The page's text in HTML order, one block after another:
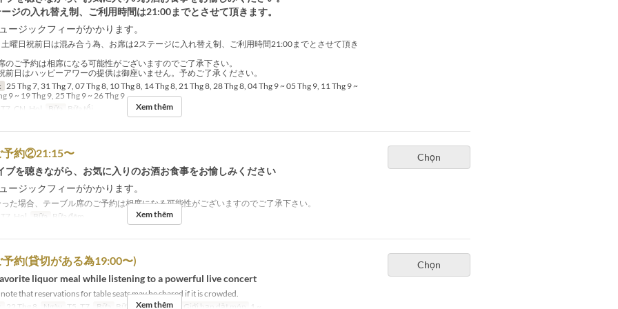
ジの入れ替え制、ご利用時間は21:00までとさせて頂きます。
ージックフィーがかかります。
曜日祝前日は混み合う為、お席は2ステージに入れ替え制、ご利用時間21:00までとさせて頂き
のご予約は相席になる可能性がございますのでご了承下さい。
前日はハッピーアワーの提供は御座いません。予めご了承ください。
25 Thg 7, 31 Thg 7, 07 Thg 8, 10 Thg 8, 14 Thg 8, 21 Thg 8, 28 Thg 8, 04 Thg 9 ~ 05 Thg 9, 11 Thg 9 ~
9 ~ 19 Thg 9, 25 Thg 9 ~ 26 Thg 9
CN, Hol
Bữa Bữa tối Xem thêm
Chọn
予約②21:15〜
ブを聴きながら、お気に入りのお酒お食事をお愉しみください
ージックフィーがかかります。
た場合、テーブル席のご予約は相席になる可能性がございますのでご了承下さい。
Hol
Bữa Bữa đêm Xem thêm
Chọn
約(貸切がある為19:00〜)
liquor meal while listening to a powerful live concert
that reservations for table seats may be shared if it is crowded.
22 Thg 8 Ngày T5, T7 Bữa Bữa tối, Bữa đêm Giới hạn dặt món 1 ~
Xem thêm